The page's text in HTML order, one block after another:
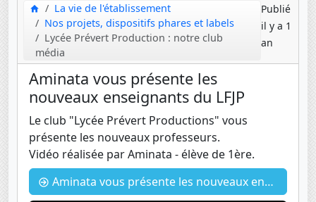
La vie de l'établissement
Nos projets, dispositifs phares et labels
Lycée Prévert Production : notre club
média
Publié
il y a 1
an
Aminata vous présente les
nouveaux enseignants du LFJP
Le club "Lycée Prévert Productions" vous
présente les nouveaux professeurs.
Vidéo réalisée par Aminata - élève de 1ère.
Aminata vous présente les nouveaux enseignants du LFJP